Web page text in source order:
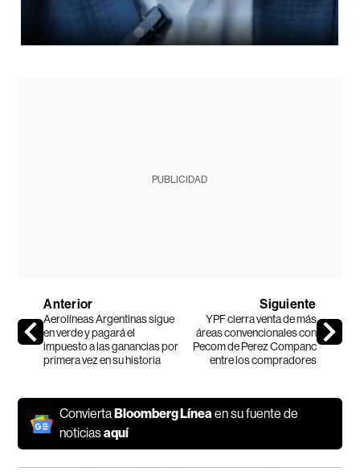
PUBLICIDAD
Anterior
Aerolíneas Argentinas sigue
en verde y pagará el
impuesto a las ganancias por
primera vez en su historia
Siguiente
YPF cierra venta de más
áreas convencionales con
Pecom de Perez Companc
entre los compradores
ConviertaBloomberg Líneaen su fuente de
noticiasaquí